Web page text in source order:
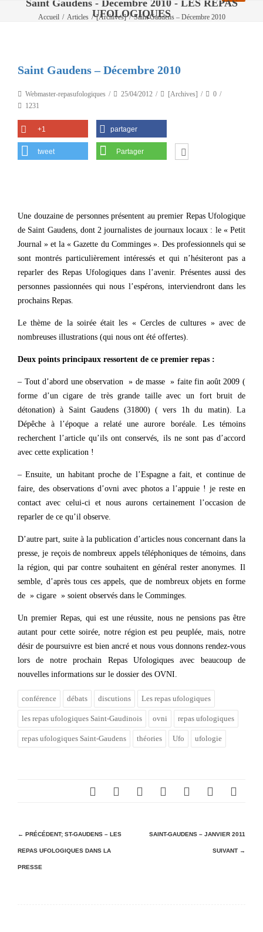
Saint Gaudens - Décembre 2010 - LES REPAS
UFOLOGIQUES
Accueil / Articles / [Archives] / Saint Gaudens – Décembre 2010
Saint Gaudens – Décembre 2010
Webmaster-repasufologiques 25/04/2012 [Archives]
0
1231
+1 partager
tweet Partager
Une douzaine de personnes présentent au premier Repas Ufologique
de Saint Gaudens, dont 2 journalistes de journaux locaux : le « Petit
Journal » et la « Gazette du Comminges ». Des professionnels qui se
sont montrés particulièrement intéressés et qui n’hésiteront pas a
reparler des Repas Ufologiques dans l’avenir. Présentes aussi des
personnes passionnées qui nous l’espérons, interviendront dans les
prochains Repas.
Le thème de la soirée était les « Cercles de cultures » avec de
nombreuses illustrations (qui nous ont été offertes).
Deux points principaux ressortent de ce premier repas :
– Tout d’abord une observation » de masse » faite fin août 2009 (
forme d’un cigare de très grande taille avec un fort bruit de
détonation) à Saint Gaudens (31800) ( vers 1h du matin). La
Dépêche à l’époque a relaté une aurore boréale. Les témoins
recherchent l’article qu’ils ont conservés, ils ne sont pas d’accord
avec cette explication !
– Ensuite, un habitant proche de l’Espagne a fait, et continue de
faire, des observations d’ovni avec photos a l’appuie ! je reste en
contact avec celui-ci et nous aurons certainement l’occasion de
reparler de ce qu’il observe.
D’autre part, suite à la publication d’articles nous concernant dans la
presse, je reçois de nombreux appels téléphoniques de témoins, dans
la région, qui par contre souhaitent en général rester anonymes. Il
semble, d’après tous ces appels, que de nombreux objets en forme
de » cigare » soient observés dans le Comminges.
Un premier Repas, qui est une réussite, nous ne pensions pas être
autant pour cette soirée, notre région est peu peuplée, mais, notre
désir de poursuivre est bien ancré et nous vous donnons rendez-vous
lors de notre prochain Repas Ufologiques avec beaucoup de
nouvelles informations sur le dossier des OVNI.
conférence débats discutions Les repas ufologiques
les repas ufologiques Saint-Gaudinois ovni repas ufologiques
repas ufologiques Saint-Gaudens théories Ufo ufologie
N
a
v
← PRÉCÉDENT; ST-GAUDENS – LES
REPAS UFOLOGIQUES DANS LA
PRESSE
SAINT-GAUDENS – JANVIER 2011
SUIVANT →